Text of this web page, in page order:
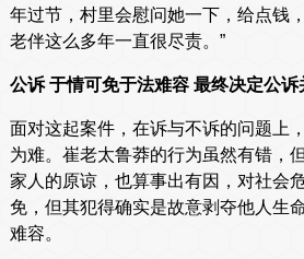
年过节，村里会慰问她一下，给点钱
老伴这么多年一直很尽责。”
公诉 于情可免于法难容 最终决定公诉
面对这起案件，在诉与不诉的问题上
为难。崔老太鲁莽的行为虽然有错，
家人的原谅，也算事出有因，对社会
免，但其犯得确实是故意剥夺他人生
难容。